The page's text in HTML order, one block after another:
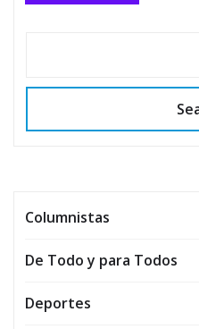
Columnistas
De Todo y para Todos
Deportes